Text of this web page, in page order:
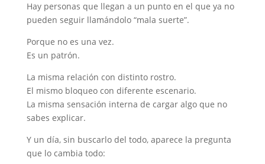
Hay personas que llegan a un punto en el que ya no
pueden seguir llamándolo “mala suerte”.
Porque no es una vez.
Es un patrón.
La misma relación con distinto rostro.
El mismo bloqueo con diferente escenario.
La misma sensación interna de cargar algo que no
sabes explicar.
Y un día, sin buscarlo del todo, aparece la pregunta
que lo cambia todo: